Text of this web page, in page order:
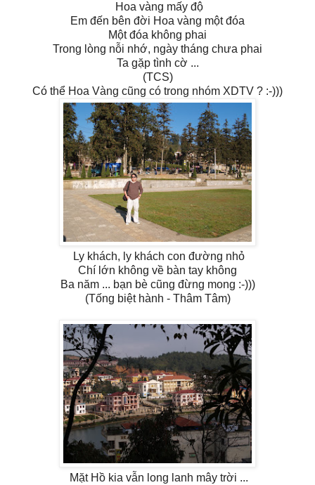
Hoa vàng mấy độ
Em đến bên đời Hoa vàng một đóa
Một đóa không phai
Trong lòng nỗi nhớ, ngày tháng chưa phai
Ta gặp tình cờ ...
(TCS)
Có thể Hoa Vàng cũng có trong nhóm XDTV ? :-)))
Ly khách, ly khách con đường nhỏ
Chí lớn không về bàn tay không
Ba năm ... bạn bè cũng đừng mong :-)))
(Tống biệt hành - Thâm Tâm)
Mặt Hồ kia vẫn long lanh mây trời ...